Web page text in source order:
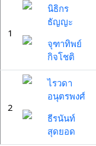
1
นิธิกร
ธัญญะ
จุฑาทิพย์
กิจโชติ
2
ไรวดา
อนุตรพงศ์
ธีรนันท์
สุดยอด